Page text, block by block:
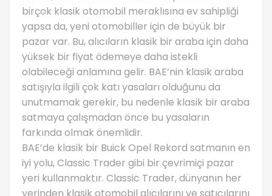
birçok klasik otomobil meraklısına ev sahipliği
yapsa da, yeni otomobiller için de büyük bir
pazar var. Bu, alıcıların klasik bir araba için daha
yüksek bir fiyat ödemeye daha istekli
olabileceği anlamına gelir. BAE’nin klasik araba
satışıyla ilgili çok katı yasaları olduğunu da
unutmamak gerekir, bu nedenle klasik bir araba
satmaya çalışmadan önce bu yasaların
farkında olmak önemlidir.
BAE’de klasik bir Buick Opel Rekord satmanın en
iyi yolu, Classic Trader gibi bir çevrimiçi pazar
yeri kullanmaktır. Classic Trader, dünyanın her